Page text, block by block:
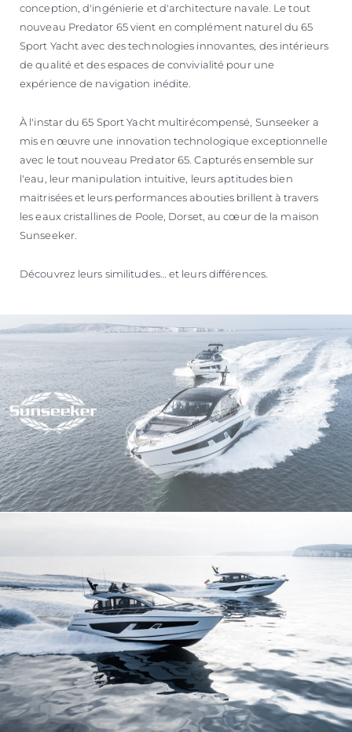
conception, d'ingénierie et d'architecture navale. Le tout
nouveau Predator 65 vient en complément naturel du 65
Sport Yacht avec des technologies innovantes, des intérieurs
de qualité et des espaces de convivialité pour une
expérience de navigation inédite.
À l'instar du 65 Sport Yacht multirécompensé, Sunseeker a
mis en œuvre une innovation technologique exceptionnelle
avec le tout nouveau Predator 65. Capturés ensemble sur
l'eau, leur manipulation intuitive, leurs aptitudes bien
maitrisées et leurs performances abouties brillent à travers
les eaux cristallines de Poole, Dorset, au cœur de la maison
Sunseeker.
Découvrez leurs similitudes… et leurs différences.